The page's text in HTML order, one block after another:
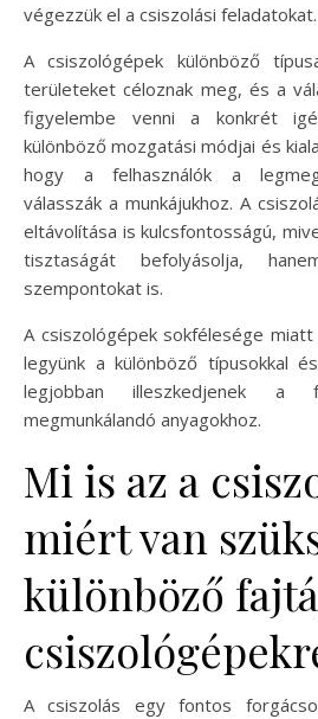
végezzük el a csiszolási feladatokat.
A csiszológépek különböző
területeket céloznak meg, és a
figyelembe venni a konkrét
különböző mozgatási módjai és
hogy a felhasználók a
válasszák a munkájukhoz. A
eltávolítása is kulcsfontosságú,
tisztaságát befolyásolja,
szempontokat is.
A csiszológépek sokfélesége
legyünk a különböző típusokkal
legjobban illeszkedjenek a
megmunkálandó anyagokhoz.
Mi is az a
miért van
különböző
A csiszolás egy fontos